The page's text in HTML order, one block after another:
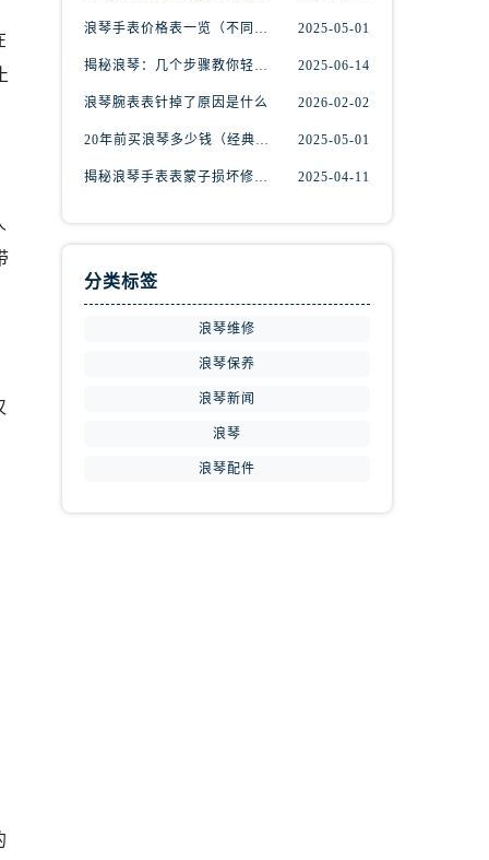
浪琴手表价格表一览（不同系列与款式的价格区间） 2025-05-01
揭秘浪琴：几个步骤教你轻松辨别真伪 2025-06-14
浪琴腕表表针掉了原因是什么 2026-02-02
20年前买浪琴多少钱（经典名表的市场价值回顾） 2025-05-01
揭秘浪琴手表表蒙子损坏修复秘籍，轻松重获透明之美！ 2025-04-11
分类标签
浪琴维修
浪琴保养
浪琴新闻
浪琴
浪琴配件